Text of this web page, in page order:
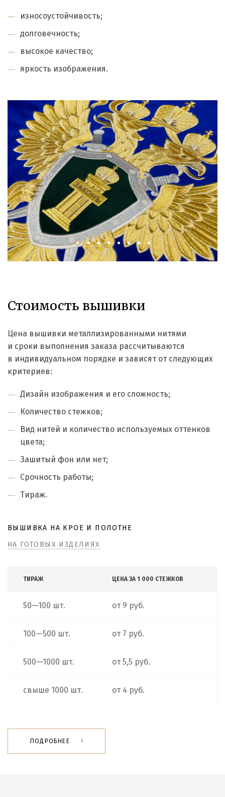
износоустойчивость;
долговечность;
высокое качество;
яркость изображения.
Стоимость вышивки
Цена вышивки металлизированными нитями
и сроки выполнения заказа рассчитываются
в индивидуальном порядке и зависят от следующих
критериев:
Дизайн изображения и его сложность;
Количество стежков;
Вид нитей и количество используемых оттенков
цвета;
Зашитый фон или нет;
Срочность работы;
Тираж.
ВЫШИВКА НА КРОЕ И ПОЛОТНЕ
НА ГОТОВЫХ ИЗДЕЛИЯХ
ТИРАЖ ЦЕНА ЗА 1 000 СТЕЖКОВ
50—100 шт. от 9 руб.
100—500 шт. от 7 руб.
500—1000 шт. от 5,5 руб.
свыше 1000 шт. от 4 руб.
ПОДРОБНЕЕ